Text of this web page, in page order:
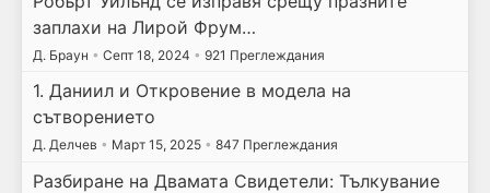
заплахи на Лирой Фрум…
Д. Браун • Септ 18, 2024 • 921 Преглеждания
1. Даниил и Откровение в модела на
сътворението
Д. Делчев • Март 15, 2025 • 847 Преглеждания
Разбиране на Двамата Свидетели: Тълкувание